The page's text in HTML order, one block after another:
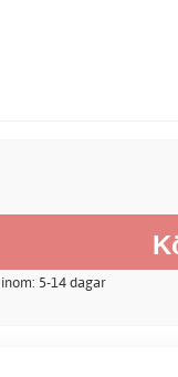
5-14 dagar